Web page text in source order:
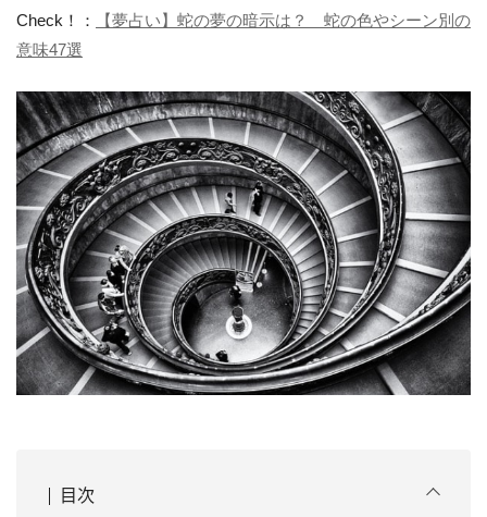
Check！：
【夢占い】蛇の夢の暗示は？ 蛇の色やシーン別の
意味47選
目次